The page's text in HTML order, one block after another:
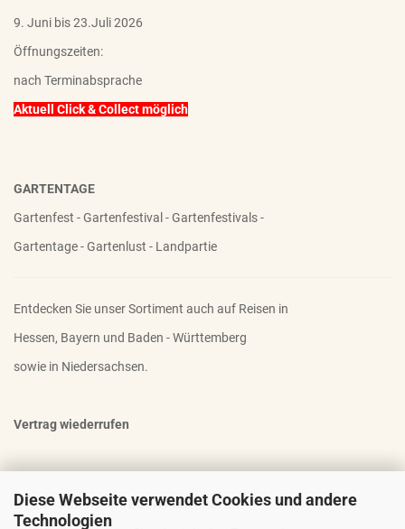
Diese Webseite verwendet Cookies und andere
Technologien
9. Juni bis 23.Juli 2026
Öffnungszeiten:
nach Terminabsprache
Aktuell Click & Collect möglich
GARTENTAGE
Gartenfest - Gartenfestival - Gartenfestivals -
Gartentage - Gartenlust - Landpartie
Entdecken Sie unser Sortiment auch auf Reisen in
Hessen, Bayern und Baden - Württemberg
sowie in Niedersachsen.
Vertrag wiederrufen
OTTO - DER FAMOSE STAUDENHALTER